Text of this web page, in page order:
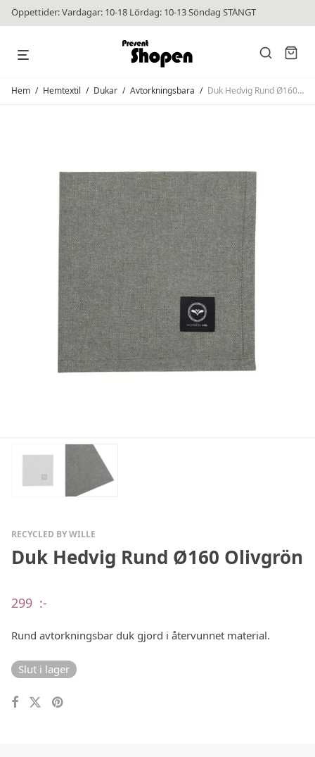
Öppettider: Vardagar: 10-18 Lördag: 10-13 Söndag STÄNGT
Hem / Hemtextil / Dukar / Avtorkningsbara / Duk Hedvig Rund Ø160 Olivgrön
RECYCLED BY WILLE
Duk Hedvig Rund Ø160 Olivgrön
299 :-
Rund avtorkningsbar duk gjord i återvunnet material.
Slut i lager